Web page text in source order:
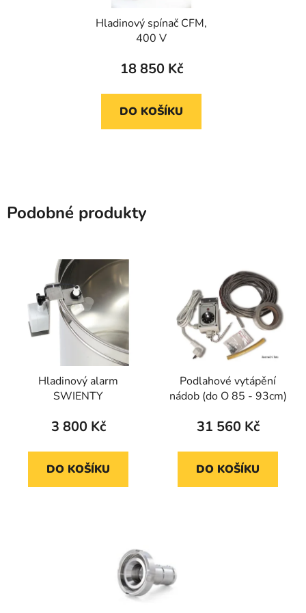
Hladinový spínač CFM,
400 V
18 850 Kč
DO KOŠÍKU
Podobné produkty
Hladinový alarm
SWIENTY
3 800 Kč
DO KOŠÍKU
Podlahové vytápění
nádob (do O 85 - 93cm)
31 560 Kč
DO KOŠÍKU